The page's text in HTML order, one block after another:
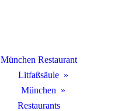
München Restaurant
Litfaßsäule
München
Restaurants